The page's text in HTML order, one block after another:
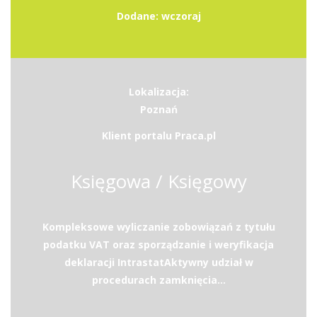
Dodane: wczoraj
Lokalizacja:
Poznań
Klient portalu Praca.pl
Księgowa / Księgowy
Kompleksowe wyliczanie zobowiązań z tytułu
podatku VAT oraz sporządzanie i weryfikacja
deklaracji IntrastatAktywny udział w
procedurach zamknięcia...